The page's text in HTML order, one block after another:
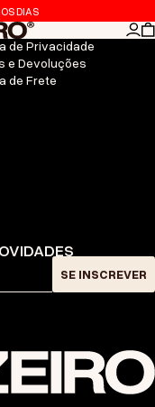
DIAS
de Privacidade
e Devoluções
de Frete
SE INSCREVER